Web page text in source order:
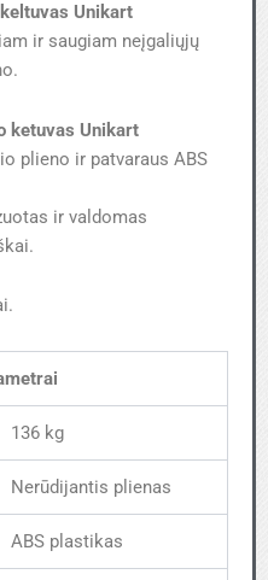
keltuvas Unikart
ir saugiam neįgaliųjų
ketuvas Unikart
plieno ir patvaraus ABS
ir valdomas
136 kg
Nerūdijantis plienas
ABS plastikas